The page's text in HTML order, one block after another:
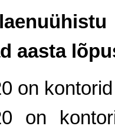
aasta
on
on